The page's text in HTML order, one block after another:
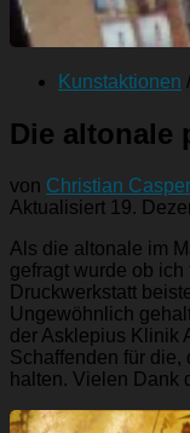
Kunstaktionen /
Die altonale
von Christian
Aktualisiert 19.
Als die altonale im
gefragt wurde ob
Druckwerkstatt
Ungewöhnlich
der Asklepius Klinik
Schaffenden für
halten. Vielen Dank